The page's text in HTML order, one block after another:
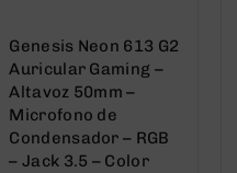
Genesis Neon 613 G2
Auricular Gaming –
Altavoz 50mm –
Microfono de
Condensador – RGB
– Jack 3.5 – Color